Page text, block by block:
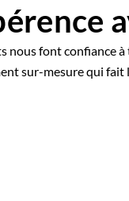
nous font confiance à
sur-mesure qui fait